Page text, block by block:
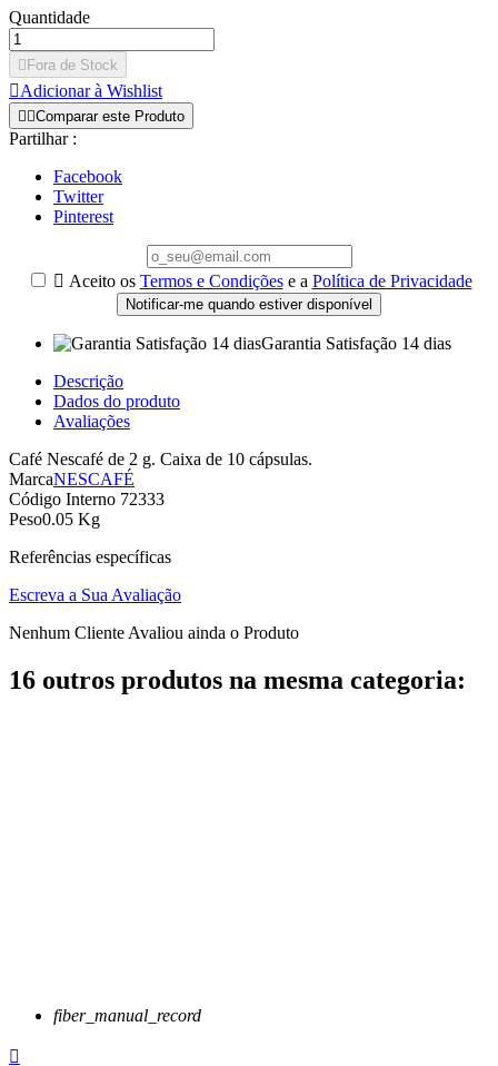
Quantidade
 Fora de Stock
Adicionar à Wishlist
 Comparar este Produto
Partilhar :
Facebook
Twitter
Pinterest
 Aceito os Termos e Condiçõese a Política de Privacidade
Notificar-me quando estiver disponível
Garantia Satisfação 14 dias
Descrição
Dados do produto
Avaliações
Café Nescafé de 2 g. Caixa de 10 cápsulas.
MarcaNESCAFÉ
Código Interno 72333
Peso0.05 Kg
Referências específicas
Escreva a Sua Avaliação
Nenhum Cliente Avaliou ainda o Produto
16 outros produtos na mesma categoria:
fiber_manual_record
